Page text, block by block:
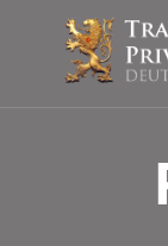
springen